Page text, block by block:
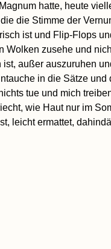
hatte, heute
die Stimme der
ist und Flip-Flops
zusehe und
außer auszuruhen
in die Sätze
tue und mich
wie Haut nur im
leicht ermattet,